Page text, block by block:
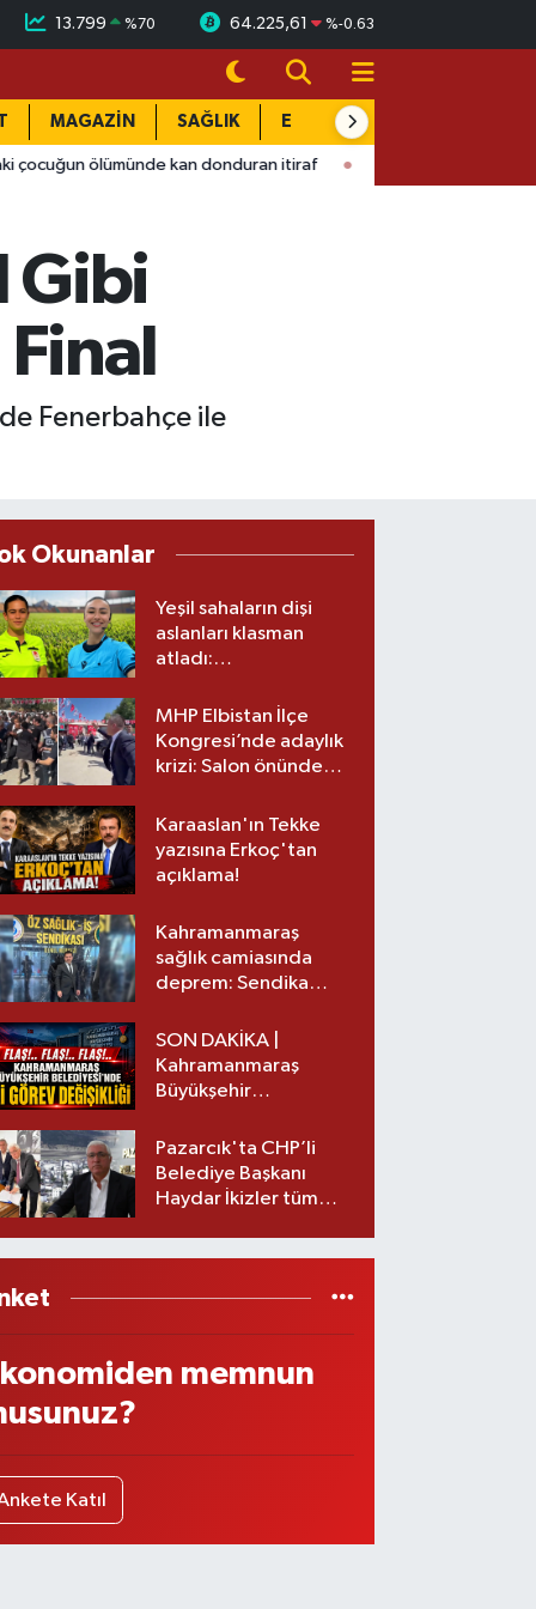
13.799 %70 64.225,61 %-0.63
MAGAZİN SAĞLIK EĞİTİM
kan donduran itiraf 15:58 Sağlık camiası yasa
Gibi
Fenerbahçe ile
Okunanlar
Yeşil sahaların dişi
aslanları klasman
atladı:
üst lige iki transfer!
MHP Elbistan İlçe
Kongresi’nde adaylık
krizi: Salon önünde
Karaaslan'ın Tekke
yazısına Erkoç'tan
açıklama!
Kahramanmaraş
sağlık camiasında
deprem: Sendika
SON DAKİKA |
Kahramanmaraş
Büyükşehir
görev değişikliği!
Pazarcık'ta CHP’li
Belediye Başkanı
Haydar İkizler tüm
memnun
Katıl